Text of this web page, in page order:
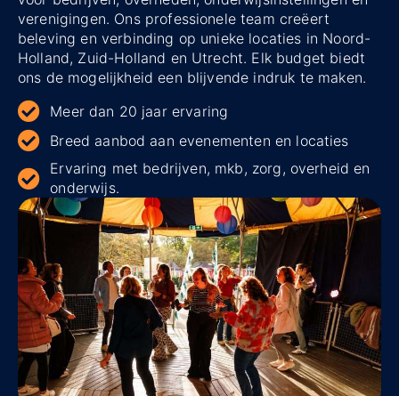
verenigingen. Ons professionele team creëert
beleving en verbinding op unieke locaties in Noord-
Holland, Zuid-Holland en Utrecht. Elk budget biedt
ons de mogelijkheid een blijvende indruk te maken.
Meer dan 20 jaar ervaring
Breed aanbod aan evenementen en locaties
Ervaring met bedrijven, mkb, zorg, overheid en
onderwijs.